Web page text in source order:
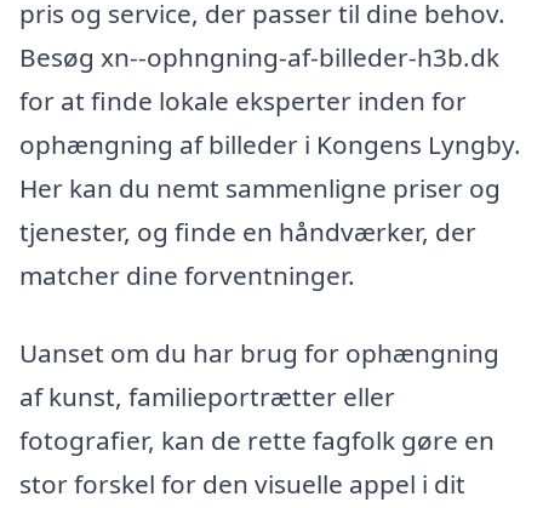
pris og service, der passer til dine behov.
Besøg xn--ophngning-af-billeder-h3b.dk
for at finde lokale eksperter inden for
ophængning af billeder i Kongens Lyngby.
Her kan du nemt sammenligne priser og
tjenester, og finde en håndværker, der
matcher dine forventninger.
Uanset om du har brug for ophængning
af kunst, familieportrætter eller
fotografier, kan de rette fagfolk gøre en
stor forskel for den visuelle appel i dit